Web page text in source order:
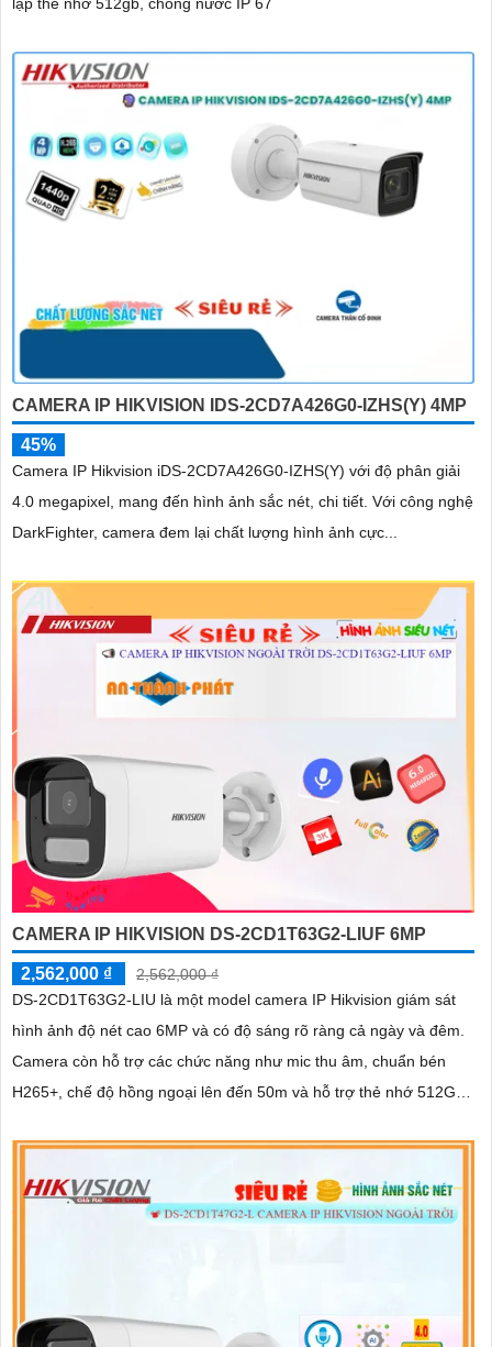
CAMERA IP HIKVISION IDS-2CD7A426G0-IZHS(Y) 4MP
45%
Camera IP Hikvision iDS-2CD7A426G0-IZHS(Y) với độ phân giải
4.0 megapixel, mang đến hình ảnh sắc nét, chi tiết. Với công nghệ
DarkFighter, camera đem lại chất lượng hình ảnh cực...
CAMERA IP HIKVISION DS-2CD1T63G2-LIUF 6MP
2,562,000 ₫
2,562,000 ₫
DS-2CD1T63G2-LIU là một model camera IP Hikvision giám sát
hình ảnh độ nét cao 6MP và có độ sáng rõ ràng cả ngày và đêm.
Camera còn hỗ trợ các chức năng như mic thu âm, chuẩn bén
H265+, chế độ hồng ngoại lên đến 50m và hỗ trợ thẻ nhớ 512GB